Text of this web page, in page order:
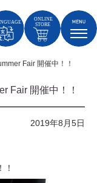
Fair 開催中！！
Fair 開催中！！
2019年8月5日